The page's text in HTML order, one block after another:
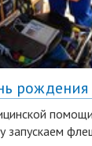
рождения
запускаем